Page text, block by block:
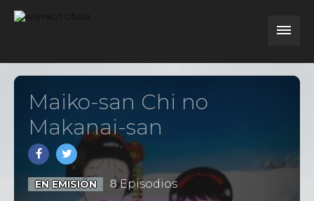
Maiko-san Chi no
Makanai-san
EN EMISIÓN 8Episodios